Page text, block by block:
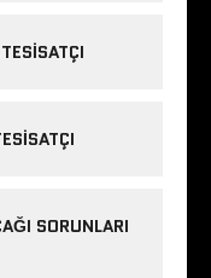
SORUNLARI